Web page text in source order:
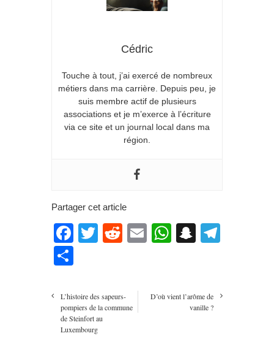
Cédric
Touche à tout, j’ai exercé de nombreux
métiers dans ma carrière. Depuis peu, je
suis membre actif de plusieurs
associations et je m’exerce à l’écriture
via ce site et un journal local dans ma
région.
Partager cet article
Facebook
Twitter
RedditEmailWhatsApp
L’histoire des sapeurs-
pompiers de la commune
de Steinfort au
Luxembourg
D’où vient l’arôme de
vanille ?